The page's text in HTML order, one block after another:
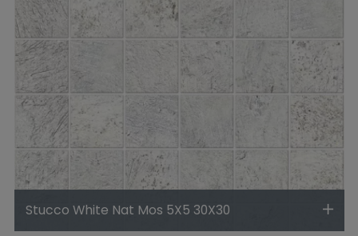
Stucco White Nat Mos 5X5 30X30